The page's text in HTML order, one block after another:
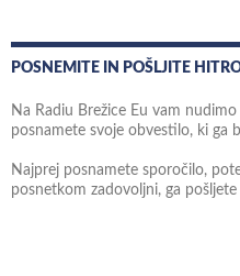
POSNEMITE IN POŠLJITE
Na Radiu Brežice Eu vam
posnamete svoje obvestilo, ki ga
Najprej posnamete sporočilo,
posnetkom zadovoljni, ga